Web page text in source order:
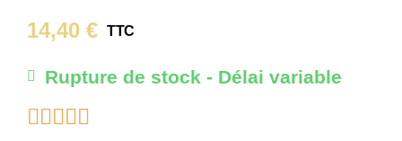
14,40 € TTC
Rupture de stock - Délai variable
